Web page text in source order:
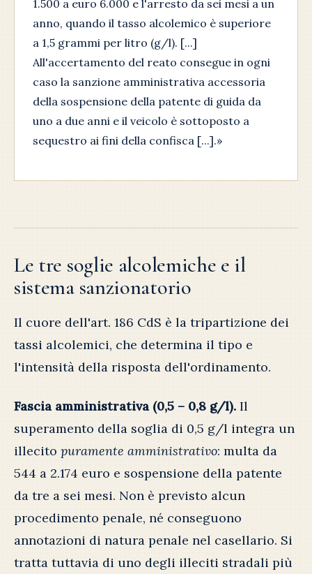
1.500 a euro 6.000 e l'arresto da sei mesi a un
anno, quando il tasso alcolemico è superiore
a 1,5 grammi per litro (g/l). [...]
All'accertamento del reato consegue in ogni
caso la sanzione amministrativa accessoria
della sospensione della patente di guida da
uno a due anni e il veicolo è sottoposto a
sequestro ai fini della confisca [...].»
Le tre soglie alcolemiche e il
sistema sanzionatorio
Il cuore dell'art. 186 CdS è la tripartizione dei
tassi alcolemici, che determina il tipo e
l'intensità della risposta dell'ordinamento.
Fascia amministrativa (0,5 – 0,8 g/l). Il
superamento della soglia di 0,5 g/l integra un
illecito puramente amministrativo: multa da
544 a 2.174 euro e sospensione della patente
da tre a sei mesi. Non è previsto alcun
procedimento penale, né conseguono
annotazioni di natura penale nel casellario. Si
tratta tuttavia di uno degli illeciti stradali più